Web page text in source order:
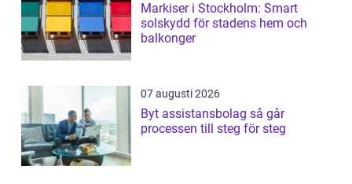
Markiser i Stockholm: Smart
solskydd för stadens hem och
balkonger
07 augusti 2026
Byt assistansbolag så går
processen till steg för steg